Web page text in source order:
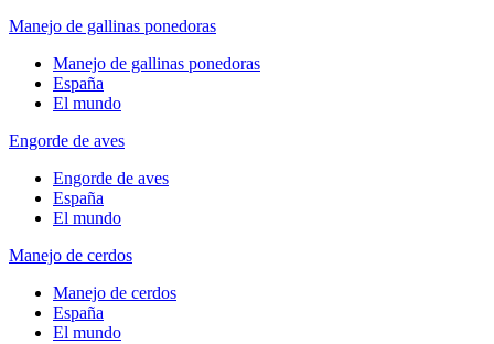
Manejo de gallinas ponedoras
Manejo de gallinas ponedoras
España
El mundo
Engorde de aves
Engorde de aves
España
El mundo
Manejo de cerdos
Manejo de cerdos
España
El mundo